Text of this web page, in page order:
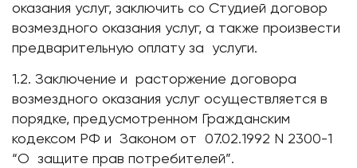
оказания услуг, заключить со Студией договор
возмездного оказания услуг, а также произвести
предварительную оплату за услуги.
1.2. Заключение и расторжение договора
возмездного оказания услуг осуществляется в
порядке, предусмотренном Гражданским
кодексом РФ и Законом от 07.02.1992 N 2300-1
“О защите прав потребителей”.